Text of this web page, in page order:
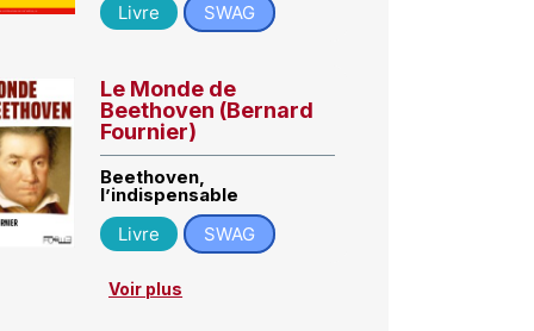
Livre
SWAG
Le Monde de
Beethoven (Bernard
Fournier)
Beethoven,
l’indispensable
Livre
SWAG
Voir plus